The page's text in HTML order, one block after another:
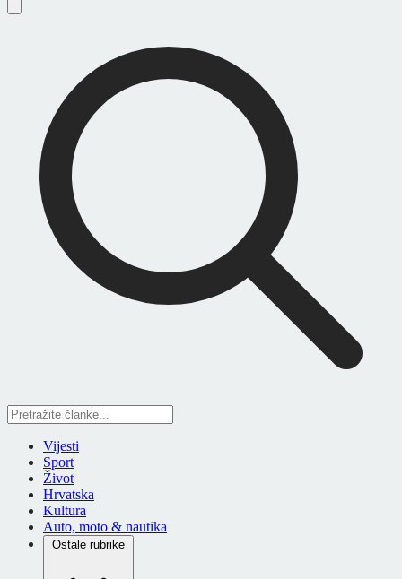
Vijesti
Sport
Život
Hrvatska
Kultura
Auto, moto & nautika
Ostale rubrike